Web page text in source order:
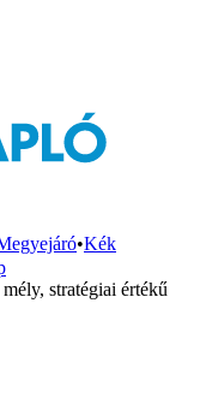
•Kék
stratégiai értékű